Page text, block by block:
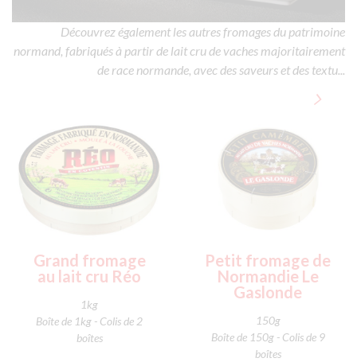
Découvrez également les autres fromages du patrimoine
normand, fabriqués à partir de lait cru de vaches majoritairement
de race normande, avec des saveurs et des textu...
Grand fromage
au lait cru Réo
1kg
Boîte de 1kg - Colis de 2
boîtes
Petit fromage de
Normandie Le
Gaslonde
150g
Boîte de 150g - Colis de 9
boîtes